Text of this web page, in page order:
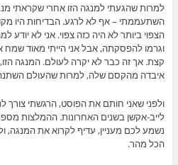
למרות שהגעתי למנגה הזו אחרי שקראתי
השתעממתי – אף לא לרגע. הבדיחות היו
הצפוי ביותר לא היה כזה צפוי. אני לא יודע
וגרמו להפסקתה, אבל אני הייתי מאוד שמח
איבדה מהקסם שלה, למרות שהעולם
ולפני שאני חותם את הפוסט, הרגשתי צורך
לייב-אקשן בשנים האחרונות. ההמלצות
נשמע לכם מעניין, עדיף לקרוא את המנגה,
הכל מהר.